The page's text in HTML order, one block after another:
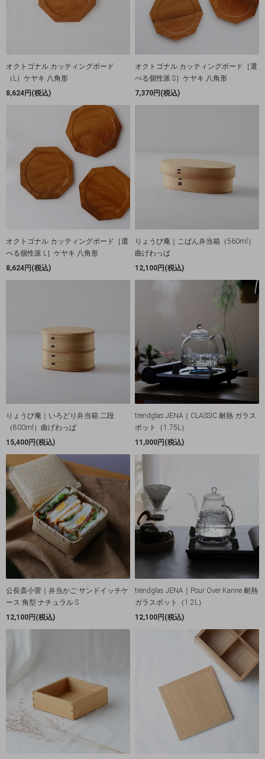
オクトゴナル カッティングボード
（L）ケヤキ 八角形
8,624円(税込)
オクトゴナル カッティングボード［選
べる個性派 S］ケヤキ 八角形
7,370円(税込)
オクトゴナル カッティングボード［選
べる個性派 L］ケヤキ 八角形
8,624円(税込)
りょうび庵｜こばん弁当箱（560ml）
曲げわっぱ
12,100円(税込)
りょうび庵｜いろどり弁当箱 二段
（800ml）曲げわっぱ
15,400円(税込)
trendglas JENA｜CLASSIC 耐熱 ガラス
ポット（1.75L）
11,000円(税込)
公長斎小菅｜弁当かご サンドイッチケ
ース 角型 ナチュラル S
12,100円(税込)
trendglas JENA｜Pour Over Kanne 耐熱
ガラスポット（1.2L）
12,100円(税込)